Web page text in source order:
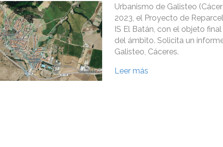
Urbanismo de Galisteo
2023, el Proyecto de
IS El Batán, con el objeto
del ámbito. Solicita un
Galisteo, Cáceres.
Leer más